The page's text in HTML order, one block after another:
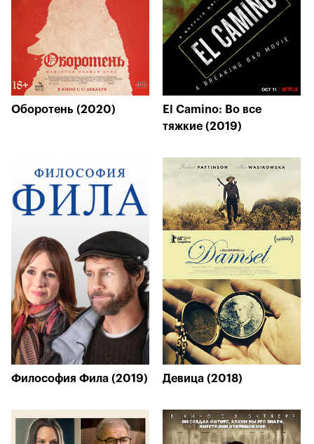
Оборотень (2020)
El Camino: Во все
тяжкие (2019)
Философия Фила (2019) Девица (2018)